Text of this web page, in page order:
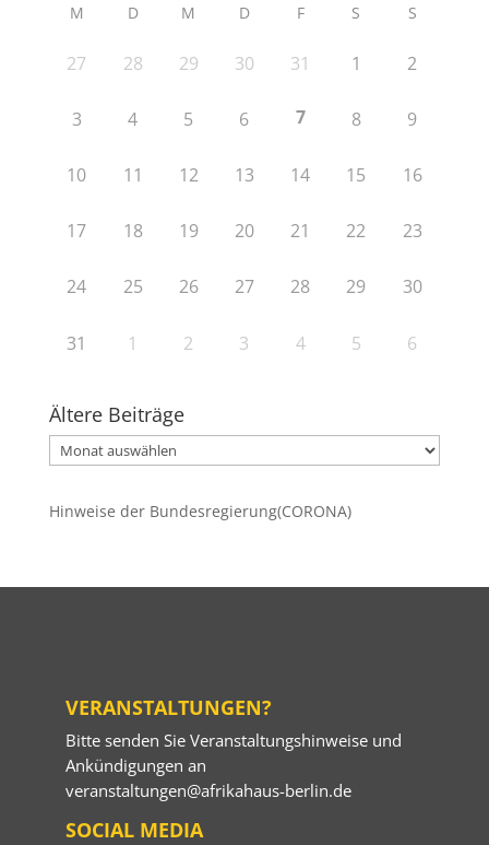
M D M D F S S
27 28 29 30 31 1 2
3 4 5 6 7 8 9
10 11 12 13 14 15 16
17 18 19 20 21 22 23
24 25 26 27 28 29 30
31 1 2 3 4 5 6
Ältere Beiträge
Ältere
Beiträge
Hinweise der Bundesregierung(CORONA)
VERANSTALTUNGEN?
Bitte senden Sie Veranstaltungshinweise und
Ankündigungen an
veranstaltungen@afrikahaus-berlin.de
SOCIAL MEDIA